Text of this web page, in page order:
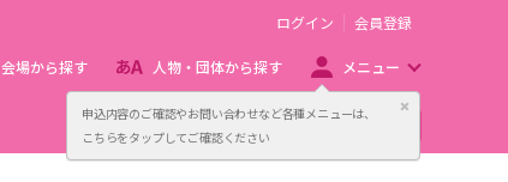
申込内容のご確認やお問い合わせなど各種メニューは、
こちらをタップしてご確認ください
閉じる
ログイン 会員登録
会場から探す 人物・団体から探す メニュー
主催者向け販売サービス